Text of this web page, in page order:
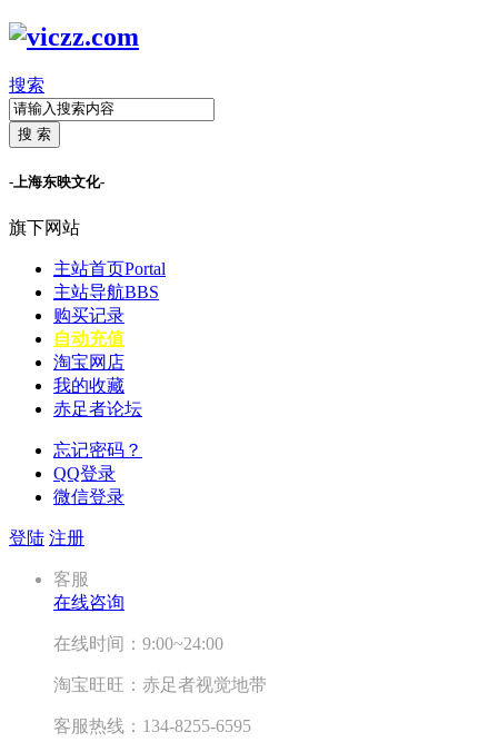
搜索
搜 索
-上海东映文化-
旗下网站
主站首页Portal
主站导航BBS
购买记录
自动充值
淘宝网店
我的收藏
赤足者论坛
忘记密码？
QQ登录
微信登录
登陆 注册
客服
在线咨询
在线时间：9:00~24:00
淘宝旺旺：赤足者视觉地带
客服热线：134-8255-6595